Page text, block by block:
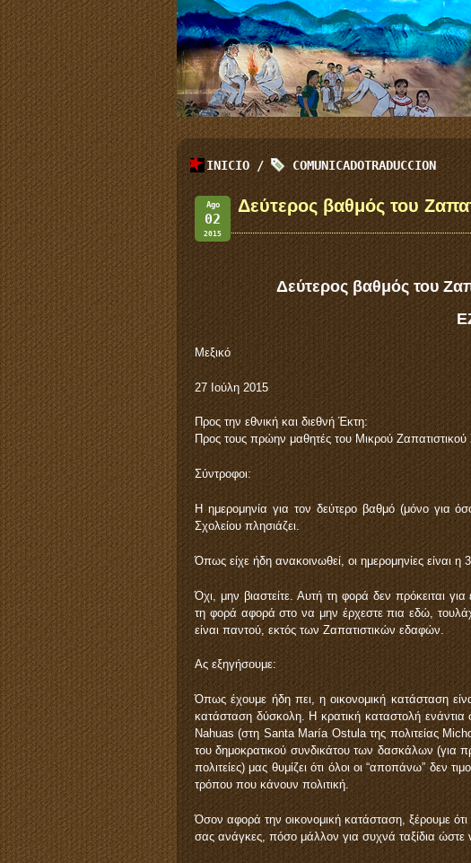
INICIO / COMUNICADOTRADUCCION
Ago
02
2015
Δεύτερος βαθμός του
Δεύτερος βαθμός του
Μεξικό
27 Ιούλη 2015
Προς την εθνική και διεθνή Έκτη:
Προς τους πρώην μαθητές του Μικρού Ζαπατιστικού
Σύντροφοι:
Η ημερομηνία για τον δεύτερο βαθμό (μόνο για
Σχολείου πλησιάζει.
Όπως είχε ήδη ανακοινωθεί, οι ημερομηνίες είναι η
Όχι, μην βιαστείτε. Αυτή τη φορά δεν πρόκειται
τη φορά αφορά στο να μην έρχεστε πια εδώ,
είναι παντού, εκτός των Ζαπατιστικών εδαφών.
Ας εξηγήσουμε:
Όπως έχουμε ήδη πει, η οικονομική κατάσταση
κατάσταση δύσκολη. Η κρατική καταστολή ενάντια
Nahuas (στη Santa María Ostula της πολιτείας
του δημοκρατικού συνδικάτου των δασκάλων (για
πολιτείες) μας θυμίζει ότι όλοι οι “αποπάνω” δεν
τρόπου που κάνουν πολιτική.
Όσον αφορά την οικονομική κατάσταση, ξέρουμε ότι
σας ανάγκες, πόσο μάλλον για συχνά ταξίδια ώστε